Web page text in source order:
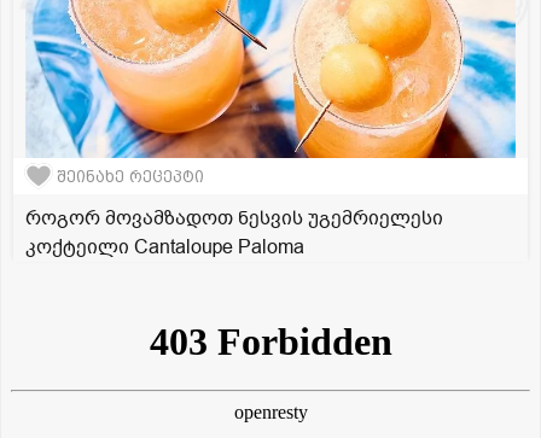
შეინახე რეცეპტი
როგორ მოვამზადოთ ნესვის უგემრიელესი
კოქტეილი Cantaloupe Paloma